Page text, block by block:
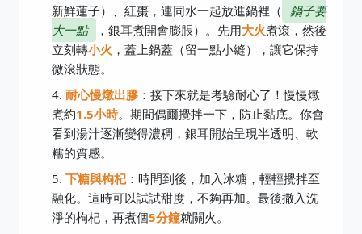
新鮮蓮子）、紅棗，連同水一起放進鍋裡（
鍋子要
大一點
，銀耳煮開會膨脹）。先用大火煮滾，然後
立刻轉小火 ，蓋上鍋蓋（留一點小縫），讓它保持
微滾狀態。
耐心慢燉出膠：接下來就是考驗耐心了！慢慢燉
煮約1.5小時。期間偶爾攪拌一下，防止黏底。你會
看到湯汁逐漸變得濃稠，銀耳開始呈現半透明、軟
糯的質感。
下糖與枸杞：時間到後，加入冰糖，輕輕攪拌至
融化。這時可以試試甜度，不夠再加。最後撒入洗
淨的枸杞，再煮個5分鐘就關火。